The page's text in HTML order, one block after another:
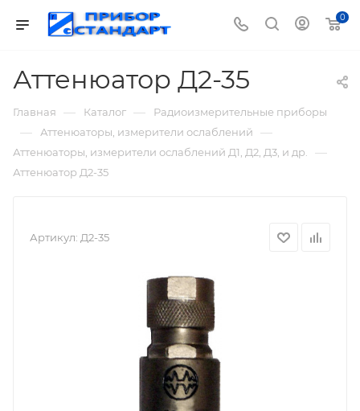
0
Аттенюатор Д2-35
Главная — Каталог — Радиоизмерительные приборы
— Аттенюаторы, измерители ослаблений —
Аттенюаторы, измерители ослаблений Д1, Д2, Д3, и др. —
Аттенюатор Д2-35
Артикул: Д2-35